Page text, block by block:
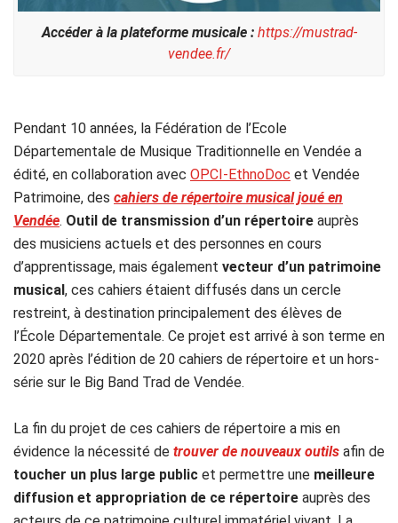
Accéder à la plateforme musicale : https://mustrad-
vendee.fr/
Pendant 10 années, la Fédération de l’Ecole
Départementale de Musique Traditionnelle en Vendée a
édité, en collaboration avec OPCI-EthnoDoc et Vendée
Patrimoine, des cahiers de répertoire musical joué en
Vendée. Outil de transmission d’un répertoire auprès
des musiciens actuels et des personnes en cours
d’apprentissage, mais également vecteur d’un patrimoine
musical , ces cahiers étaient diffusés dans un cercle
restreint, à destination principalement des élèves de
l’École Départementale. Ce projet est arrivé à son terme en
2020 après l’édition de 20 cahiers de répertoire et un hors-
série sur le Big Band Trad de Vendée.
La fin du projet de ces cahiers de répertoire a mis en
évidence la nécessité de trouver de nouveaux outils afin de
toucher un plus large public et permettre une meilleure
diffusion et appropriation de ce répertoire auprès des